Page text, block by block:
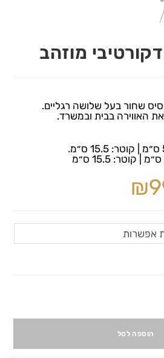
מוזהב
שחור בעל שלושה רגליים.
האווירה בבית ובמשרד.
₪
אפשרות
הוספה לסל